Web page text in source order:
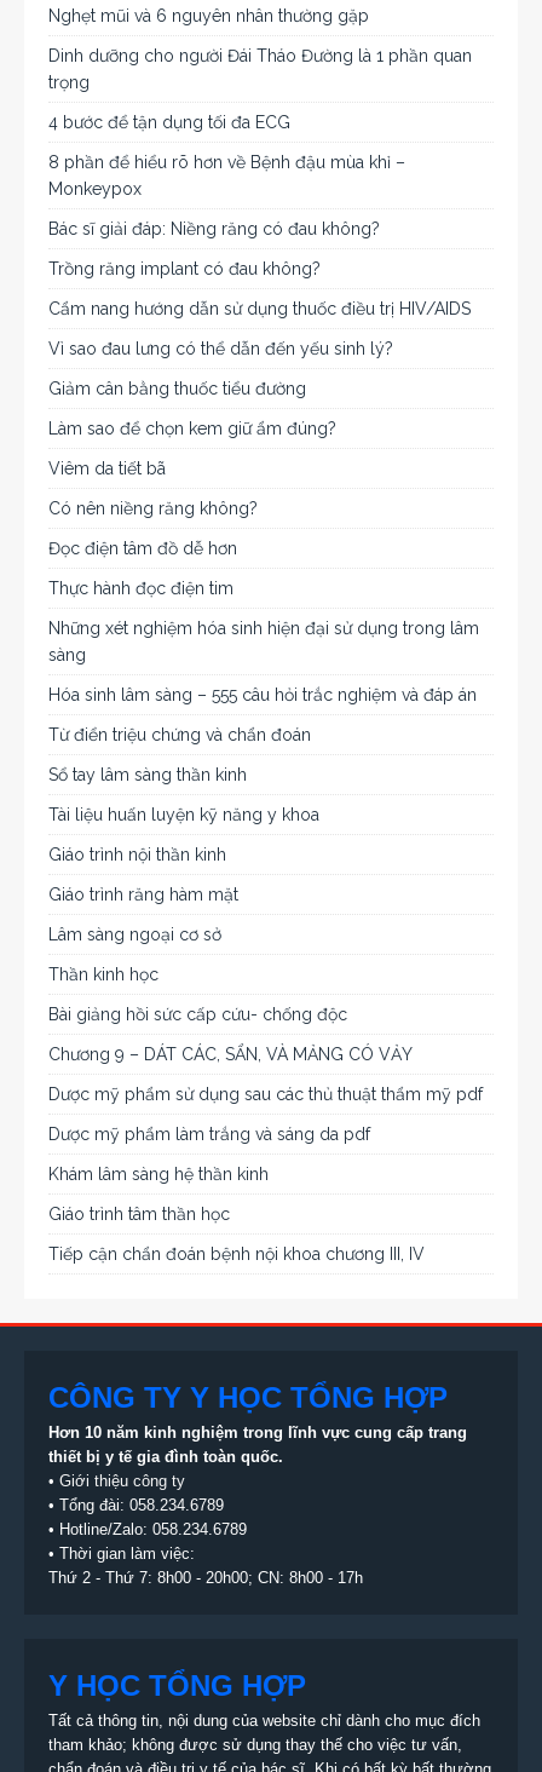
Nghẹt mũi và 6 nguyên nhân thường gặp
Dinh dưỡng cho người Đái Tháo Đường là 1 phần quan
trọng
4 bước để tận dụng tối đa ECG
8 phần để hiểu rõ hơn về Bệnh đậu mùa khỉ –
Monkeypox
Bác sĩ giải đáp: Niềng răng có đau không?
Trồng răng implant có đau không?
Cẩm nang hướng dẫn sử dụng thuốc điều trị HIV/AIDS
Vì sao đau lưng có thể dẫn đến yếu sinh lý?
Giảm cân bằng thuốc tiểu đường
Làm sao để chọn kem giữ ẩm đúng?
Viêm da tiết bã
Có nên niềng răng không?
Đọc điện tâm đồ dễ hơn
Thực hành đọc điện tim
Những xét nghiệm hóa sinh hiện đại sử dụng trong lâm
sàng
Hóa sinh lâm sàng – 555 câu hỏi trắc nghiệm và đáp án
Từ điển triệu chứng và chẩn đoán
Sổ tay lâm sàng thần kinh
Tài liệu huấn luyện kỹ năng y khoa
Giáo trình nội thần kinh
Giáo trình răng hàm mặt
Lâm sàng ngoại cơ sở
Thần kinh học
Bài giảng hồi sức cấp cứu- chống độc
Chương 9 – DÁT CÁC, SẨN, VÀ MẢNG CÓ VẢY
Dược mỹ phẩm sử dụng sau các thủ thuật thẩm mỹ pdf
Dược mỹ phẩm làm trắng và sáng da pdf
Khám lâm sàng hệ thần kinh
Giáo trình tâm thần học
Tiếp cận chẩn đoán bệnh nội khoa chương III, IV
CÔNG TY Y HỌC TỔNG HỢP
Hơn 10 năm kinh nghiệm trong lĩnh vực cung cấp trang
thiết bị y tế gia đình toàn quốc.
• Giới thiệu công ty
• Tổng đài: 058.234.6789
• Hotline/Zalo: 058.234.6789
• Thời gian làm việc:
Thứ 2 - Thứ 7: 8h00 - 20h00; CN: 8h00 - 17h
Y HỌC TỔNG HỢP
Tất cả thông tin, nội dung của website chỉ dành cho mục đích
tham khảo; không được sử dụng thay thế cho việc tư vấn,